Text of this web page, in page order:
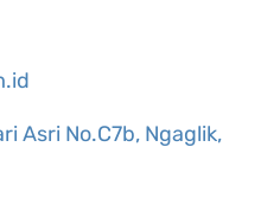
Asri No.C7b, Ngaglik,